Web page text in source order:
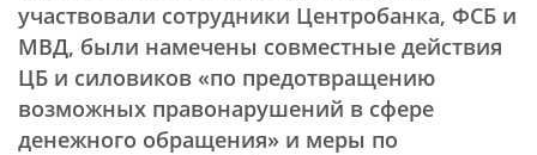
участвовали сотрудники Центробанка, ФСБ и
МВД, были намечены совместные действия
ЦБ и силовиков «по предотвращению
возможных правонарушений в сфере
денежного обращения» и меры по